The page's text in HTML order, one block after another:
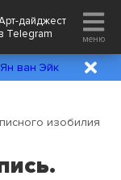
дайджест
в Telegram меню
Ян ван Эйк
изобилия